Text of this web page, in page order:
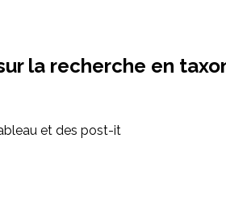
la recherche en